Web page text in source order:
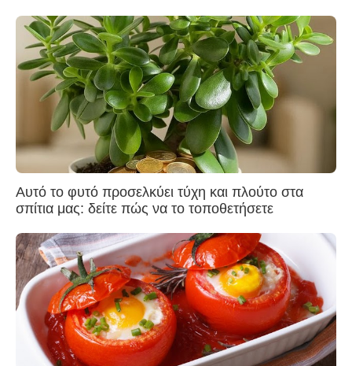
Αυτό το φυτό προσελκύει τύχη και πλούτο στα
σπίτια μας: δείτε πώς να το τοποθετήσετε